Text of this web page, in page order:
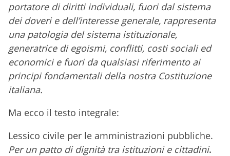
portatore di diritti individuali, fuori dal sistema
dei doveri e dell’interesse generale, rappresenta
una patologia del sistema istituzionale,
generatrice di egoismi, conflitti, costi sociali ed
economici e fuori da qualsiasi riferimento ai
principi fondamentali della nostra Costituzione
italiana.
Ma ecco il testo integrale:
Lessico civile per le amministrazioni pubbliche.
Per un patto di dignità tra istituzioni e cittadini.